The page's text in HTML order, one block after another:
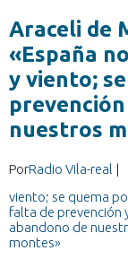
Araceli de
«España
y viento;
nuestros
PorRadio Vila-real |